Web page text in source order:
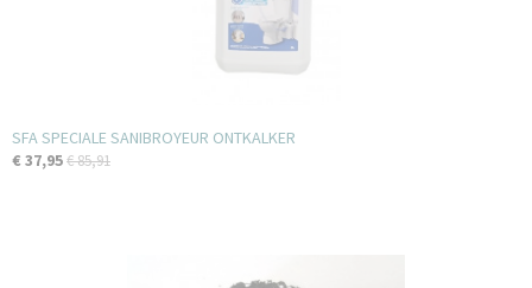
SFA SPECIALE SANIBROYEUR ONTKALKER
€ 37,95€ 85,91